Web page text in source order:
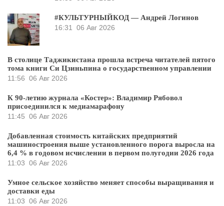
#КУЛЬТУРНЫЙКОД — Андрей Логинов
16:31
06 Авг 2026
В столице Таджикистана прошла встреча читателей пятого
тома книги Си Цзиньпина о государственном управлении
11:56 06 Авг 2026
К 90-летию журнала «Костер»: Владимир Рябовол
присоединился к медиамарафону
11:45 06 Авг 2026
Добавленная стоимость китайских предприятий
машиностроения выше установленного порога выросла на
6,4 % в годовом исчислении в первом полугодии 2026 года
11:03 06 Авг 2026
Умное сельское хозяйство меняет способы выращивания и
доставки еды
11:03 06 Авг 2026